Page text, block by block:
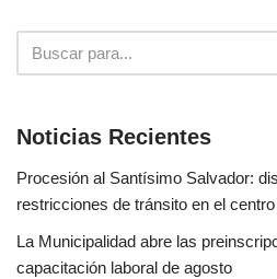
Noticias Recientes
Procesión al Santísimo Salvador:
restricciones de tránsito en el centro
La Municipalidad abre las
capacitación laboral de agosto